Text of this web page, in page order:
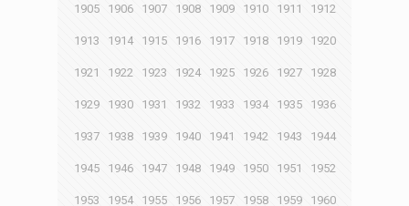
1905 1906 1907 1908 1909 1910 1911 1912
1913 1914 1915 1916 1917 1918 1919 1920
1921 1922 1923 1924 1925 1926 1927 1928
1929 1930 1931 1932 1933 1934 1935 1936
1937 1938 1939 1940 1941 1942 1943 1944
1945 1946 1947 1948 1949 1950 1951 1952
1953 1954 1955 1956 1957 1958 1959 1960